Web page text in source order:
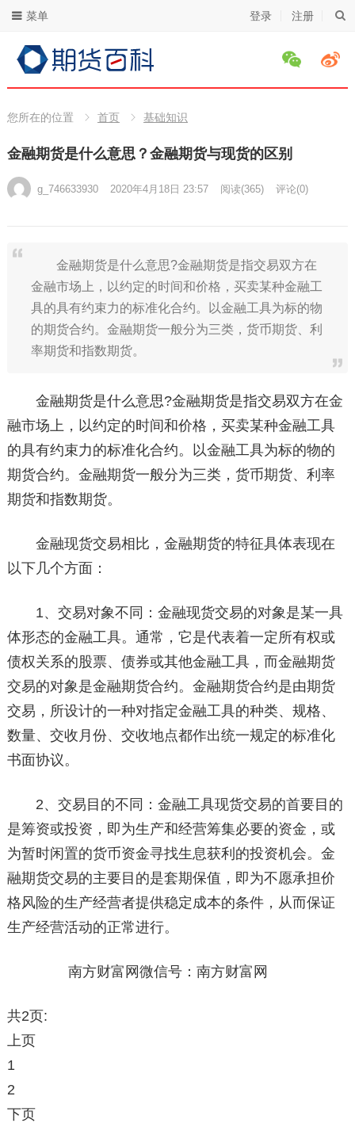
登录 注册
菜单
您所在的位置 首页 基础知识
金融期货是什么意思？金融期货与现货的区别
g_746633930 2020年4月18日 23:57 阅读(365) 评论(0)
金融期货是什么意思?金融期货是指交易双方在
金融市场上，以约定的时间和价格，买卖某种金融工
具的具有约束力的标准化合约。以金融工具为标的物
的期货合约。金融期货一般分为三类，货币期货、利
率期货和指数期货。
金融期货是什么意思?金融期货是指交易双方在金
融市场上，以约定的时间和价格，买卖某种金融工具
的具有约束力的标准化合约。以金融工具为标的物的
期货合约。金融期货一般分为三类，货币期货、利率
期货和指数期货。
金融现货交易相比，金融期货的特征具体表现在
以下几个方面：
1、交易对象不同：金融现货交易的对象是某一具
体形态的金融工具。通常，它是代表着一定所有权或
债权关系的股票、债券或其他金融工具，而金融期货
交易的对象是金融期货合约。金融期货合约是由期货
交易，所设计的一种对指定金融工具的种类、规格、
数量、交收月份、交收地点都作出统一规定的标准化
书面协议。
2、交易目的不同：金融工具现货交易的首要目的
是筹资或投资，即为生产和经营筹集必要的资金，或
为暂时闲置的货币资金寻找生息获利的投资机会。金
融期货交易的主要目的是套期保值，即为不愿承担价
格风险的生产经营者提供稳定成本的条件，从而保证
生产经营活动的正常进行。
南方财富网微信号：南方财富网
共2页:
上页
1
2
下页